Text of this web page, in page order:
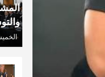
الخميس 6